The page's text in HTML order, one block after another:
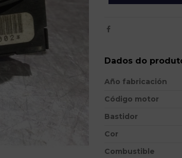
Dados do
Año fabricación
Código motor
Bastidor
Cor
Combustible